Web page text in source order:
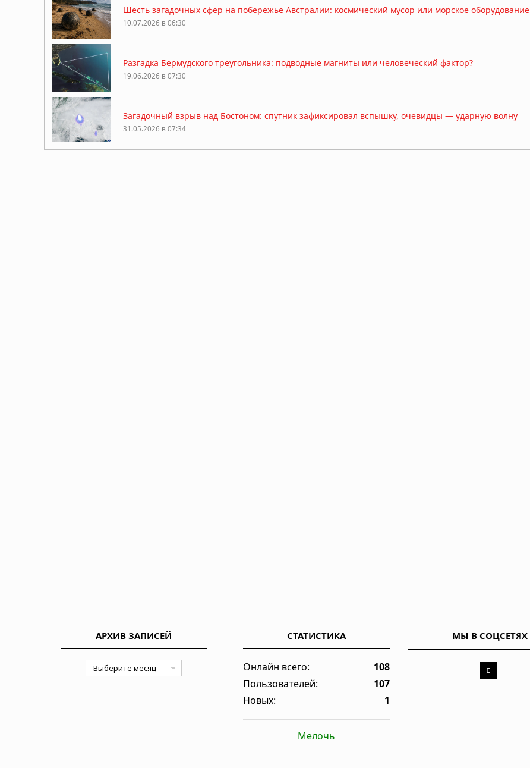
Шесть загадочных сфер на побережье Австралии: космический мусор или морское оборудование
10.07.2026 в 06:30
Разгадка Бермудского треугольника: подводные магниты или человеческий фактор?
19.06.2026 в 07:30
Загадочный взрыв над Бостоном: спутник зафиксировал вспышку, очевидцы — ударную волну
31.05.2026 в 07:34
АРХИВ ЗАПИСЕЙ СТАТИСТИКА
Онлайн всего:
108
Пользователей:
107
Новых:
1
Мелочь
МЫ В СОЦСЕТЯХ